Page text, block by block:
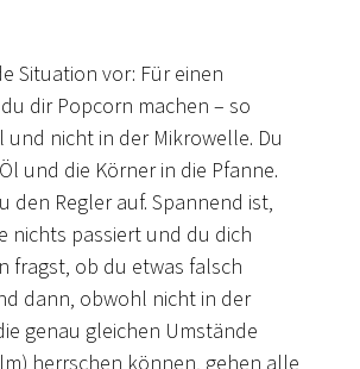
Situation vor: Für einen
dir Popcorn machen – so
nicht in der Mikrowelle. Du
und die Körner in die Pfanne.
den Regler auf. Spannend ist,
nichts passiert und du dich
fragst, ob du etwas falsch
dann, obwohl nicht in der
genau gleichen Umstände